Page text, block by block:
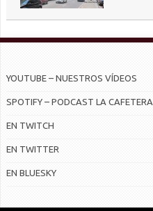
YOUTUBE – NUESTROS VÍDEOS
SPOTIFY – PODCAST LA CAFETERA
EN TWITCH
EN TWITTER
EN BLUESKY